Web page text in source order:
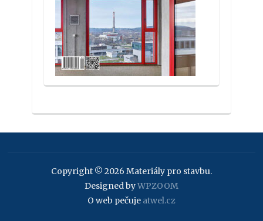
Copyright © 2026 Materiály pro stavbu.
Designed byWPZOOM
O web pečuje atwel.cz